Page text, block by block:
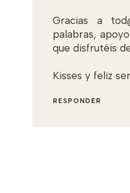
Gracias a
palabras,
que disfrutéis
Kisses y feliz
RESPONDER